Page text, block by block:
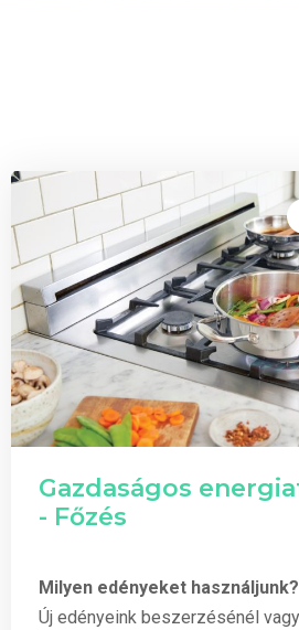
Gazdaságos
- Főzés
Milyen edényeket használjunk?
Új edényeink beszerzésénél